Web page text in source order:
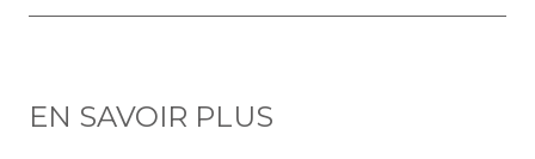
EN SAVOIR PLUS